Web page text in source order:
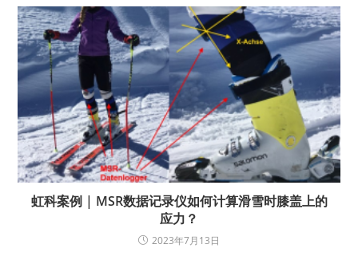
虹科案例 | MSR数据记录仪如何计算滑雪时膝盖上的
应力？
2023年7月13日